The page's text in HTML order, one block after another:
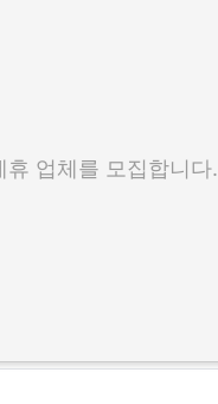
휴 업체를 모집합니다.